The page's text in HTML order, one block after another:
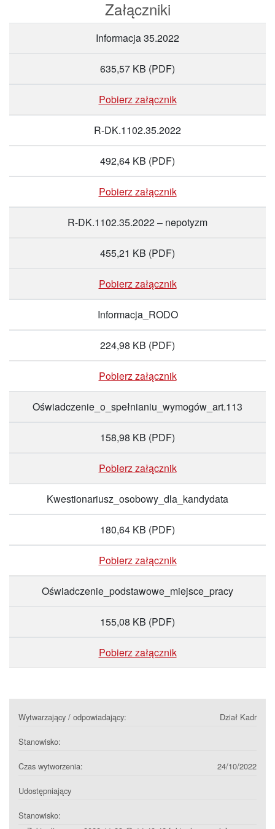
Załączniki
Informacja 35.2022
635,57 KB (PDF)
Pobierz załącznik
R-DK.1102.35.2022
492,64 KB (PDF)
Pobierz załącznik
R-DK.1102.35.2022 – nepotyzm
455,21 KB (PDF)
Pobierz załącznik
Informacja_RODO
224,98 KB (PDF)
Pobierz załącznik
Oświadczenie_o_spełnianiu_wymogów_art.113
158,98 KB (PDF)
Pobierz załącznik
Kwestionariusz_osobowy_dla_kandydata
180,64 KB (PDF)
Pobierz załącznik
Oświadczenie_podstawowe_miejsce_pracy
155,08 KB (PDF)
Pobierz załącznik
Wytwarzający / odpowiadający: Dział Kadr
Stanowisko:
Czas wytworzenia: 24/10/2022
Udostępniający
Stanowisko: